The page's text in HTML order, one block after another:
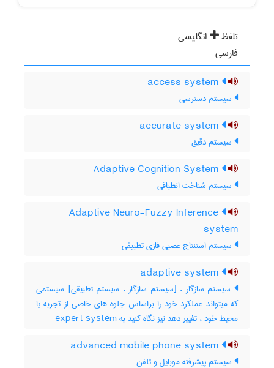
تلفظ
انگلیسی
فارسی
سیستم دسترسی
سیستم دقیق
سیستم شناخت انطباقی
Adaptive Neuro-Fuzzy Inference
system
سیستم استنتاج عصبی فازی تطبیقی
سیستم سازگار ، [سیستم سازگار ، سیستم تطبیقی] سیستمی
که میتواند عملکرد خود را براساس جلوه های خاصی از تجربه یا
محیط خود ، تغییر دهد نیز نگاه کنید به ‎ expert system
سیستم پیشرفته موبایل و تلفن